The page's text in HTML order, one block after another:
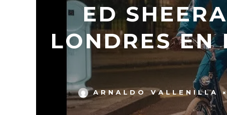
ED
LONDRES EN
ARNALDO VALLENILLA